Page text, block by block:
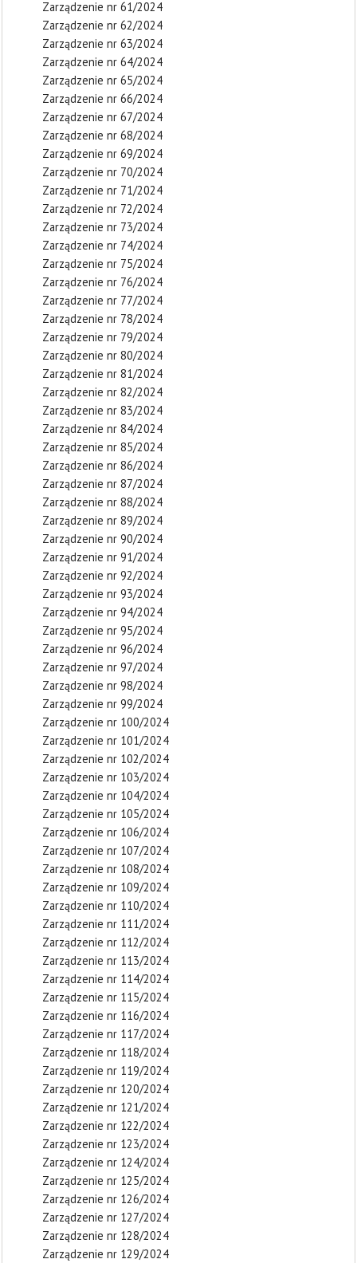
Zarządzenie nr 61/2024
Zarządzenie nr 62/2024
Zarządzenie nr 63/2024
Zarządzenie nr 64/2024
Zarządzenie nr 65/2024
Zarządzenie nr 66/2024
Zarządzenie nr 67/2024
Zarządzenie nr 68/2024
Zarządzenie nr 69/2024
Zarządzenie nr 70/2024
Zarządzenie nr 71/2024
Zarządzenie nr 72/2024
Zarządzenie nr 73/2024
Zarządzenie nr 74/2024
Zarządzenie nr 75/2024
Zarządzenie nr 76/2024
Zarządzenie nr 77/2024
Zarządzenie nr 78/2024
Zarządzenie nr 79/2024
Zarządzenie nr 80/2024
Zarządzenie nr 81/2024
Zarządzenie nr 82/2024
Zarządzenie nr 83/2024
Zarządzenie nr 84/2024
Zarządzenie nr 85/2024
Zarządzenie nr 86/2024
Zarządzenie nr 87/2024
Zarządzenie nr 88/2024
Zarządzenie nr 89/2024
Zarządzenie nr 90/2024
Zarządzenie nr 91/2024
Zarządzenie nr 92/2024
Zarządzenie nr 93/2024
Zarządzenie nr 94/2024
Zarządzenie nr 95/2024
Zarządzenie nr 96/2024
Zarządzenie nr 97/2024
Zarządzenie nr 98/2024
Zarządzenie nr 99/2024
Zarządzenie nr 100/2024
Zarządzenie nr 101/2024
Zarządzenie nr 102/2024
Zarządzenie nr 103/2024
Zarządzenie nr 104/2024
Zarządzenie nr 105/2024
Zarządzenie nr 106/2024
Zarządzenie nr 107/2024
Zarządzenie nr 108/2024
Zarządzenie nr 109/2024
Zarządzenie nr 110/2024
Zarządzenie nr 111/2024
Zarządzenie nr 112/2024
Zarządzenie nr 113/2024
Zarządzenie nr 114/2024
Zarządzenie nr 115/2024
Zarządzenie nr 116/2024
Zarządzenie nr 117/2024
Zarządzenie nr 118/2024
Zarządzenie nr 119/2024
Zarządzenie nr 120/2024
Zarządzenie nr 121/2024
Zarządzenie nr 122/2024
Zarządzenie nr 123/2024
Zarządzenie nr 124/2024
Zarządzenie nr 125/2024
Zarządzenie nr 126/2024
Zarządzenie nr 127/2024
Zarządzenie nr 128/2024
Zarządzenie nr 129/2024